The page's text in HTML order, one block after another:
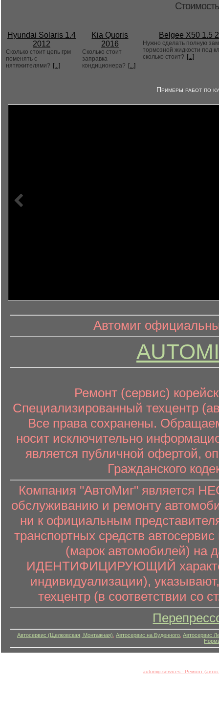
Hyundai Solaris 1.4
2012
Сколько стоит цепь грм
поменять с
нятяжителями? [...]
Kia Quoris
2016
Сколько стоит
заправка
кондиционера? [...]
Belgee X50 1.5
Нужно сделать полную
тормозной жидкости под
сколько стоит? [...]
Примеры работ по
информационный контент
Автомиг
Ремонт (сервис)
Специализированный техцентр
Все права сохранены.
носит исключительно
является публичной офертой,
Гражданского
Компания "АвтоМиг" является
обслуживанию и ремонту
ни к официальным
транспортных средств
(марок автомобилей) на
ИДЕНТИФИЦИРУЮЩИЙ характер
индивидуализации),
техцентр (в соответствии со
Автосервис (Щелковская, Монтажная) Автосервис на Буденного Автосервис
automig.services - Ремонт